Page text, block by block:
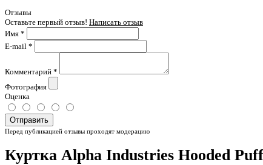
Отзывы
Оставьте первый отзыв! Написать отзыв
Имя *
E-mail *
Комментарий *
Фотография
Оценка
Отправить
Перед публикацией отзывы проходят модерацию
Куртка Alpha Industries Hooded